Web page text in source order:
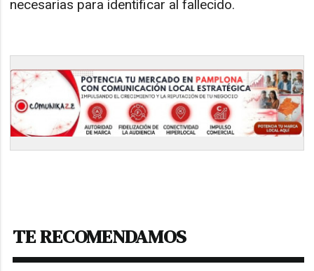
necesarias para identificar al fallecido.
TE RECOMENDAMOS